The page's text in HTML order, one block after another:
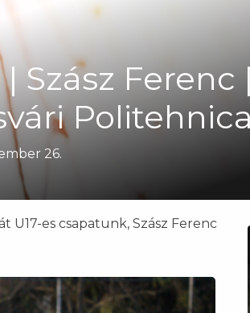
Szász Ferenc
Politehnica
26.
es csapatunk, Szász Ferenc